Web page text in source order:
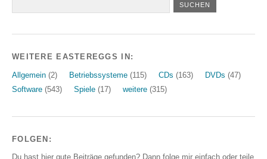
WEITERE EASTEREGGS IN:
Allgemein (2) Betriebssysteme (115) CDs (163) DVDs (47)
Software (543) Spiele (17) weitere (315)
FOLGEN:
Du hast hier gute Beiträge gefunden? Dann folge mir einfach oder teile